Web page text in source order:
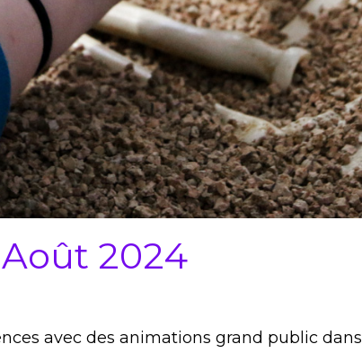
2024
avec des animations grand public dans